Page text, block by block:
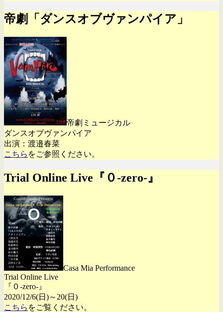
帝劇「ダンスオブヴァンパイア」
帝劇ミュージカル
ダンスオブヴァンパイア
出演：渡邉春菜
こちら をご参照ください。
Trial Online Live『０-zero-』
Casa Mia Performance
Trial Online Live
『０-zero-』
2020/12/6(日)～20(日)
こちら をご覧ください。